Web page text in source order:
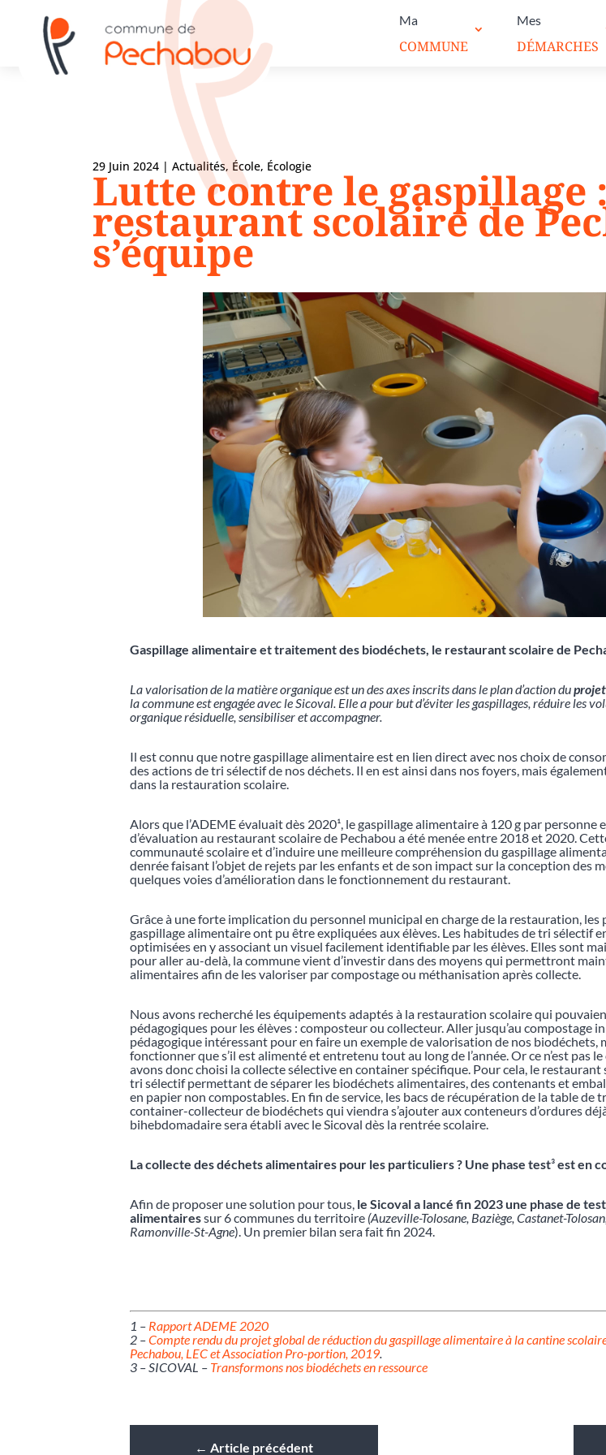
Ma
COMMUNE
Mes
DÉMARCHES
29 Juin 2024 |Actualités, École, Écologie
Lutte contre le gaspillage
restaurant scolaire de
s’équipe
Gaspillage alimentaire et traitement des biodéchets, le restaurant scolaire de
La valorisation de la matière organique est un des axes inscrits dans le plan d’action du
la commune est engagée avec le Sicoval. Elle a pour but d’éviter les gaspillages, réduire les
organique résiduelle, sensibiliser et accompagner.
Il est connu que notre gaspillage alimentaire est en lien direct avec nos choix de
des actions de tri sélectif de nos déchets. Il en est ainsi dans nos foyers, mais
dans la restauration scolaire.
Alors que l’ADEME évaluait dès 2020¹, le gaspillage alimentaire à 120 g par personne
d’évaluation au restaurant scolaire de Pechabou a été menée entre 2018 et 2020.
communauté scolaire et d’induire une meilleure compréhension du gaspillage
denrée faisant l’objet de rejets par les enfants et de son impact sur la conception des
quelques voies d’amélioration dans le fonctionnement du restaurant.
Grâce à une forte implication du personnel municipal en charge de la restauration,
gaspillage alimentaire ont pu être expliquées aux élèves. Les habitudes de tri sélectif
optimisées en y associant un visuel facilement identifiable par les élèves. Elles sont
pour aller au-delà, la commune vient d’investir dans des moyens qui permettront
alimentaires afin de les valoriser par compostage ou méthanisation après collecte.
Nous avons recherché les équipements adaptés à la restauration scolaire qui
pédagogiques pour les élèves : composteur ou collecteur. Aller jusqu’au compostage
pédagogique intéressant pour en faire un exemple de valorisation de nos biodéchets,
fonctionner que s’il est alimenté et entretenu tout au long de l’année. Or ce n’est pas
avons donc choisi la collecte sélective en container spécifique. Pour cela, le restaurant
tri sélectif permettant de séparer les biodéchets alimentaires, des contenants et
en papier non compostables. En fin de service, les bacs de récupération de la table de
container-collecteur de biodéchets qui viendra s’ajouter aux conteneurs d’ordures
bihebdomadaire sera établi avec le Sicoval dès la rentrée scolaire.
La collecte des déchets alimentaires pour les particuliers ? Une phase test³est en
Afin de proposer une solution pour tous, le Sicoval a lancé fin 2023 une phase de
alimentairessur 6 communes du territoire (Auzeville-Tolosane, Baziège, Castanet-
Ramonville-St-Agne). Un premier bilan sera fait fin 2024.
1 – Rapport ADEME 2020
2 –Compte rendu du projet global de réduction du gaspillage alimentaire à la cantine
Pechabou, LEC et Association Pro-portion, 2019
3 – SICOVAL – Transformons nos biodéchets en ressource
← Article précédent